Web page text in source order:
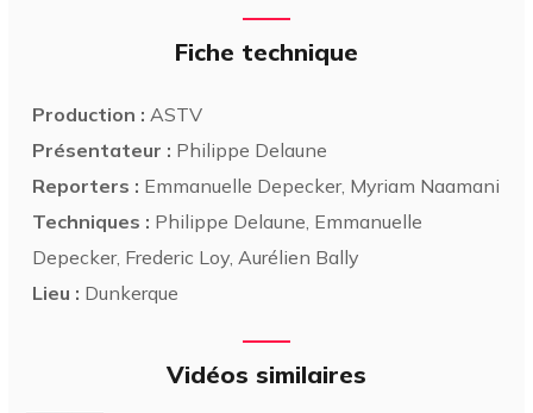
Fiche technique
Production : ASTV
Présentateur : Philippe Delaune
Reporters : Emmanuelle Depecker, Myriam Naamani
Techniques : Philippe Delaune, Emmanuelle
Depecker, Frederic Loy, Aurélien Bally
Lieu : Dunkerque
Vidéos similaires